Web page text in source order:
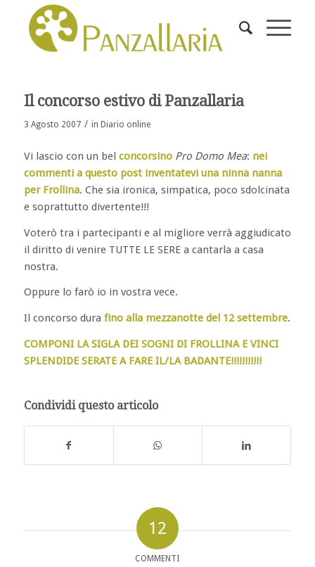
Il concorso estivo di Panzallaria
3 Agosto 2007 / in Diario online
Vi lascio con un bel concorsino Pro Domo Mea: nei
commenti a questo post inventatevi una ninna nanna
per Frollina. Che sia ironica, simpatica, poco sdolcinata
e soprattutto divertente!!!
Voterò tra i partecipanti e al migliore verrà aggiudicato
il diritto di venire TUTTE LE SERE a cantarla a casa
nostra.
Oppure lo farò io in vostra vece.
Il concorso dura fino alla mezzanotte del 12 settembre.
COMPONI LA SIGLA DEI SOGNI DI FROLLINA E VINCI
SPLENDIDE SERATE A FARE IL/LA BADANTE!!!!!!!!!!!
Condividi questo articolo
12
COMMENTI